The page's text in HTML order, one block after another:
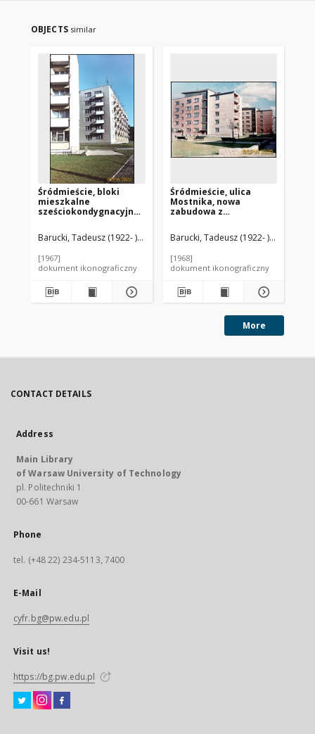
OBJECTS similar
Śródmieście, bloki
mieszkalne
sześciokondygnacyjne
Szczecin
Barucki, Tadeusz (1922- ). Fotograf
[1967]
dokument ikonograficzny
Śródmieście, ulica
Mostnika, nowa
zabudowa z
budynkami, widok
wnętrz
Słupsk
Barucki, Tadeusz (1922- ). Fotograf
[1968]
dokument ikonograficzny
More
CONTACT DETAILS
Address
Main Library
of Warsaw University of Technology
pl. Politechniki 1
00-661 Warsaw
Phone
tel. (+48 22) 234-5113, 7400
E-Mail
cyfr.bg@pw.edu.pl
Visit us!
https://bg.pw.edu.pl